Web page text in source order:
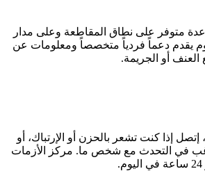
متوفر على نطاق المقاطعة وعلى مدار
يقدم دعماً فردياً متخصصاً ومعلومات عن
العنف أو الجريمة.
إذا كنت تشعر بالحزن أو الإرتباك، أو
في التحدث مع شخص ما. مركز الأزمات